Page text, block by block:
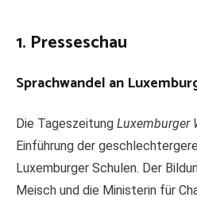
1. Presseschau
Sprachwandel an
Die Tageszeitung Luxemburger
Einführung der
Luxemburger Schulen. Der
Meisch und die Ministerin für